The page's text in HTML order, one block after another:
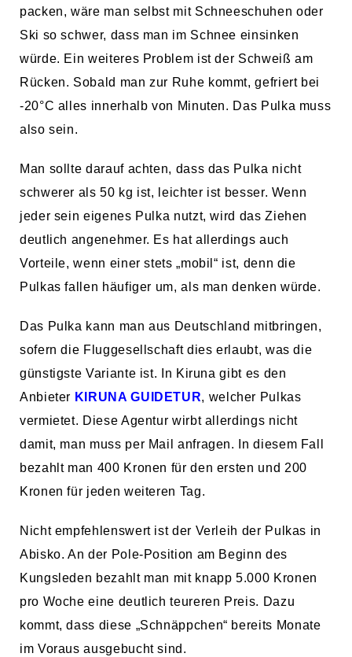
packen, wäre man selbst mit Schneeschuhen oder
Ski so schwer, dass man im Schnee einsinken
würde. Ein weiteres Problem ist der Schweiß am
Rücken. Sobald man zur Ruhe kommt, gefriert bei
-20°C alles innerhalb von Minuten. Das Pulka muss
also sein.
Man sollte darauf achten, dass das Pulka nicht
schwerer als 50 kg ist, leichter ist besser. Wenn
jeder sein eigenes Pulka nutzt, wird das Ziehen
deutlich angenehmer. Es hat allerdings auch
Vorteile, wenn einer stets „mobil“ ist, denn die
Pulkas fallen häufiger um, als man denken würde.
Das Pulka kann man aus Deutschland mitbringen,
sofern die Fluggesellschaft dies erlaubt, was die
günstigste Variante ist. In Kiruna gibt es den
Anbieter KIRUNA GUIDETUR, welcher Pulkas
vermietet. Diese Agentur wirbt allerdings nicht
damit, man muss per Mail anfragen. In diesem Fall
bezahlt man 400 Kronen für den ersten und 200
Kronen für jeden weiteren Tag.
Nicht empfehlenswert ist der Verleih der Pulkas in
Abisko. An der Pole-Position am Beginn des
Kungsleden bezahlt man mit knapp 5.000 Kronen
pro Woche eine deutlich teureren Preis. Dazu
kommt, dass diese „Schnäppchen“ bereits Monate
im Voraus ausgebucht sind.